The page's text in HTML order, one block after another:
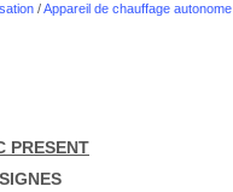
/Appareil de chauffage autonome
PRESENT